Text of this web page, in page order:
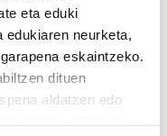
eta eduki
edukiaren neurketa,
eskaintzeko.
dituen
aldatzen edo